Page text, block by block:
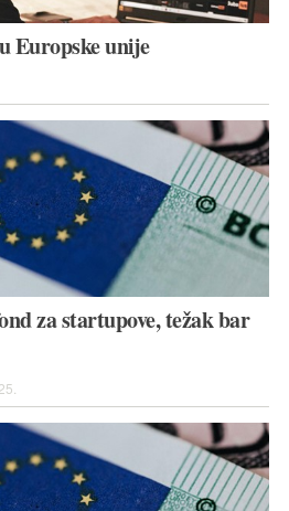
Europske unije
za startupove, težak bar